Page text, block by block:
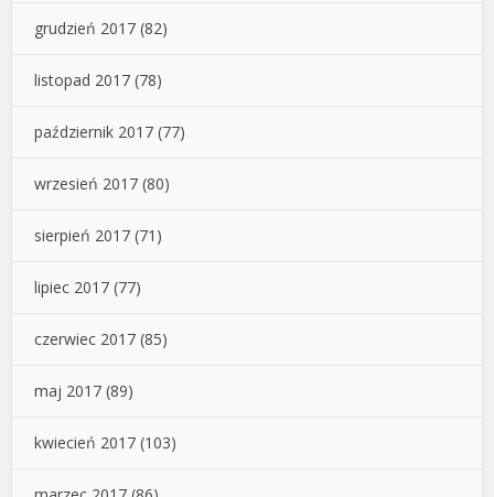
grudzień 2017 (82)
listopad 2017 (78)
październik 2017 (77)
wrzesień 2017 (80)
sierpień 2017 (71)
lipiec 2017 (77)
czerwiec 2017 (85)
maj 2017 (89)
kwiecień 2017 (103)